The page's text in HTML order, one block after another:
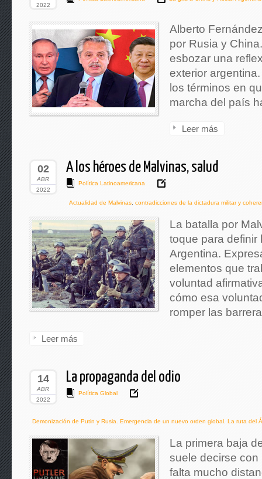
2022
Alberto
por Rusia y
esbozar una
exterior
los términos en
marcha del país
Leer más
02
ABR
2022
A los héroes de Malvinas, salud
Política Latinoamericana
Actualidad de Malvinas contradicciones de la dictadura militar y
La batalla por
toque para definir
Argentina.
elementos que
voluntad
cómo esa
romper las
Leer más
14
ABR
2022
La propaganda del odio
Política Global
Demonización de Putin y Rusia. Emergencia de un nuevo orden global. La ruta del
La primera baja
suele decirse con
falta mucho